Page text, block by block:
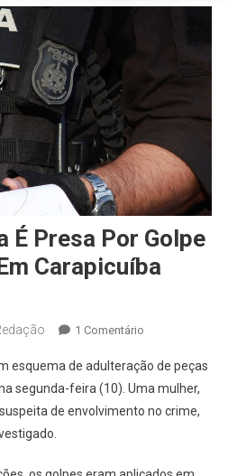
É Presa Por Golpe
Carapicuíba
1 ComentárioEm
De
Oficina
É
esquema de adulteração de peças
segunda-feira (10). Uma mulher,
de envolvimento no crime,